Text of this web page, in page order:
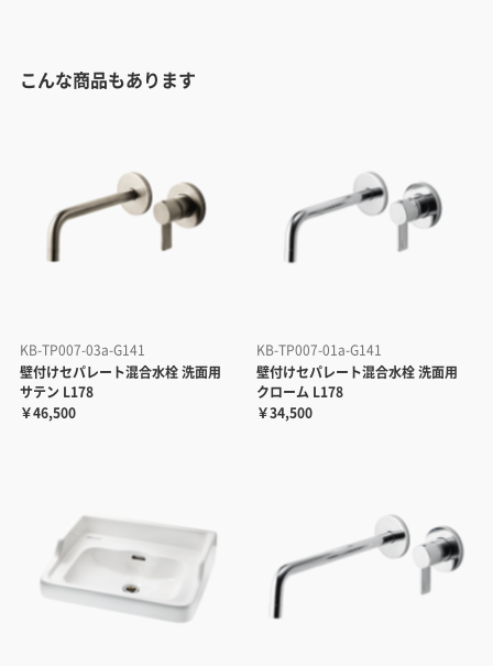
こんな商品もあります
KB-TP007-03a-G141
壁付けセパレート混合水栓 洗面用
サテン L178
￥46,500
KB-TP007-01a-G141
壁付けセパレート混合水栓 洗面用
クローム L178
￥34,500